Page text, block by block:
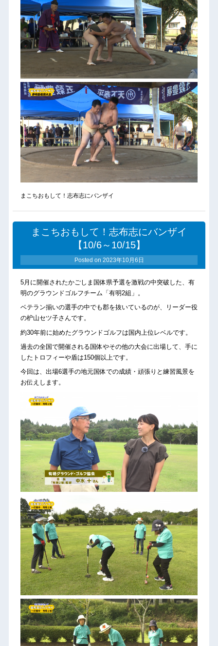
まこちおもして！志布志にバンザイ
まこちおもして！志布志にバンザイ
【10/6～10/15】
Posted on 2023年10月6日
5月に開催されたかごしま国体県予選を激戦の中突破した、有
明のグラウンドゴルフチーム「有明2組」。
ベテラン揃いの選手の中でも郡を抜いているのが、リーダー役
の枦山セツ子さんです。
約30年前に始めたグラウンドゴルフは国内上位レベルです。
過去の全国で開催される国体やその他の大会に出場して、手に
したトロフィーや盾は150個以上です。
今回は、出場6選手の地元国体での成績・頑張りと練習風景を
お伝えします。